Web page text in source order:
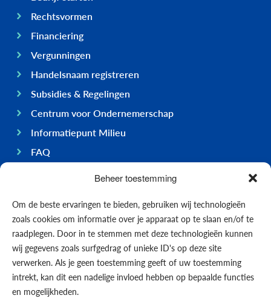
Beheer toestemming
Om de beste ervaringen te bieden, gebruiken wij technologieën
zoals cookies om informatie over je apparaat op te slaan en/of te
raadplegen. Door in te stemmen met deze technologieën kunnen
wij gegevens zoals surfgedrag of unieke ID's op deze site
verwerken. Als je geen toestemming geeft of uw toestemming
intrekt, kan dit een nadelige invloed hebben op bepaalde functies
en mogelijkheden.
Rechtsvormen
Financiering
Vergunningen
Handelsnaam registreren
Subsidies & Regelingen
Centrum voor Ondernemerschap
Informatiepunt Milieu
FAQ
Ondernemen op Bonaire
Economie
Regering
Infrastructuur
Algemeen
Contact opnemen